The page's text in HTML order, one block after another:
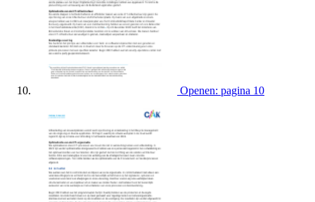
Openen: pagina 10